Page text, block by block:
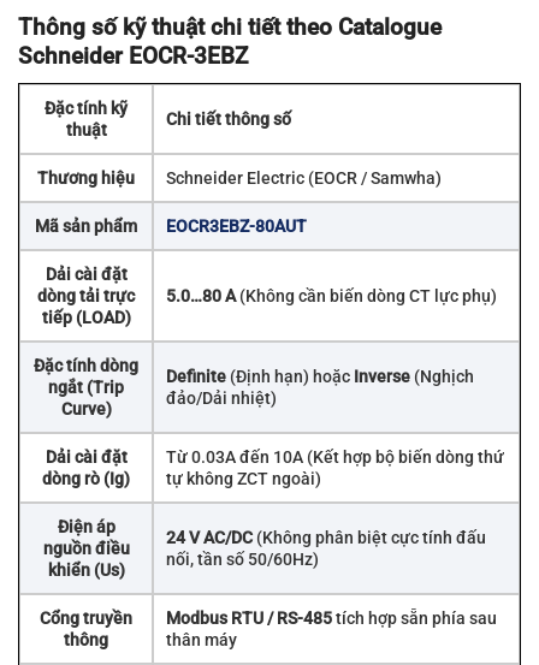
Thông số kỹ thuật chi tiết theo Catalogue
Schneider EOCR-3EBZ
Đặc tính kỹ
thuật
Chi tiết thông số
Thương hiệu Schneider Electric (EOCR / Samwha)
Mã sản phẩm EOCR3EBZ-80AUT
Dải cài đặt
dòng tải trực
tiếp (LOAD)
5.0…80 A(Không cần biến dòng CT lực phụ)
Đặc tính dòng
ngắt (Trip
Curve)
Definite (Định hạn) hoặc Inverse (Nghịch
đảo/Dải nhiệt)
Dải cài đặt
dòng rò (Ig)
Từ 0.03A đến 10A (Kết hợp bộ biến dòng thứ
tự không ZCT ngoài)
Điện áp
nguồn điều
khiển (Us)
24 V AC/DC (Không phân biệt cực tính đấu
nối, tần số 50/60Hz)
Cổng truyền
thông
Modbus RTU / RS-485tích hợp sẵn phía sau
thân máy